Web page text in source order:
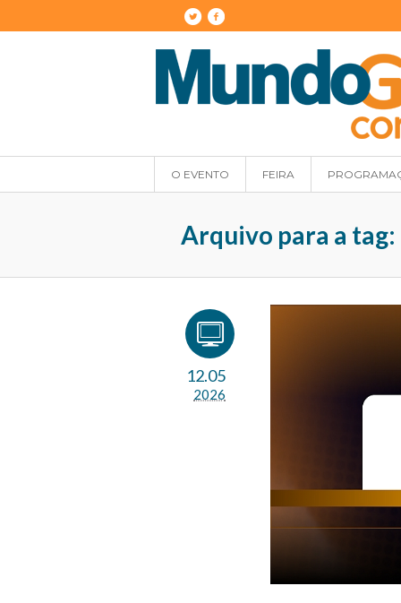
O EVENTO FEIRA
Arquivo para a tag:
12.05
2026